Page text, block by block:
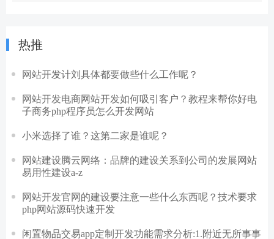
热推
网站开发计刘具体都要做些什么工作呢？
网站开发电商网站开发如何吸引客户？教程来帮你好电
子商务php程序员怎么开发网站
小米选择了谁？这第二家是谁呢？
网站建设腾云网络：品牌的建设关系到公司的发展网站
易用性建设a-z
网站开发官网的建设要注意一些什么东西呢？技术要求
php网站源码快速开发
闲置物品交易app定制开发功能需求分析:1.附近无所事事